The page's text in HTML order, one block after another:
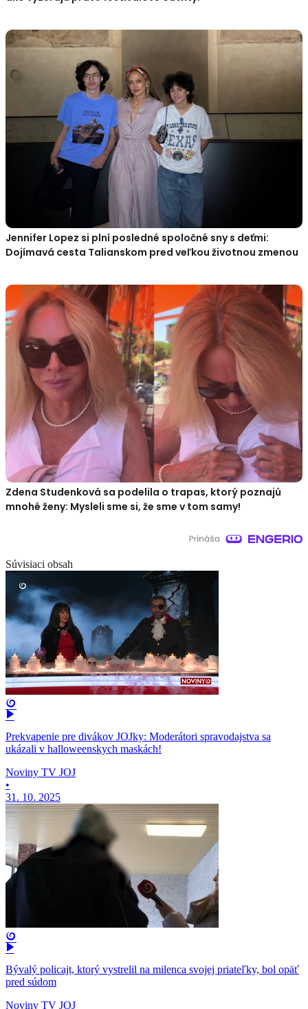
Jennifer Lopez si plní posledné spoločné sny s deťmi:
Dojímavá cesta Talianskom pred veľkou životnou zmenou
Zdena Studenková sa podelila o trapas, ktorý poznajú
mnohé ženy: Mysleli sme si, že sme v tom samy!
Súvisiaci obsah
Prekvapenie pre divákov JOJky: Moderátori spravodajstva sa
ukázali v halloweenskych maskách!
Noviny TV JOJ
•
31. 10. 2025
Bývalý policajt, ktorý vystrelil na milenca svojej priateľky, bol opäť
pred súdom
Noviny TV JOJ